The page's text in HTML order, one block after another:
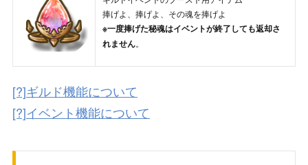
捧げよ、捧げよ、その魂を捧げよ
※一度捧げた秘魂はイベントが終了しても返却さ
れません。
[?]ギルド機能について
[?]イベント機能について